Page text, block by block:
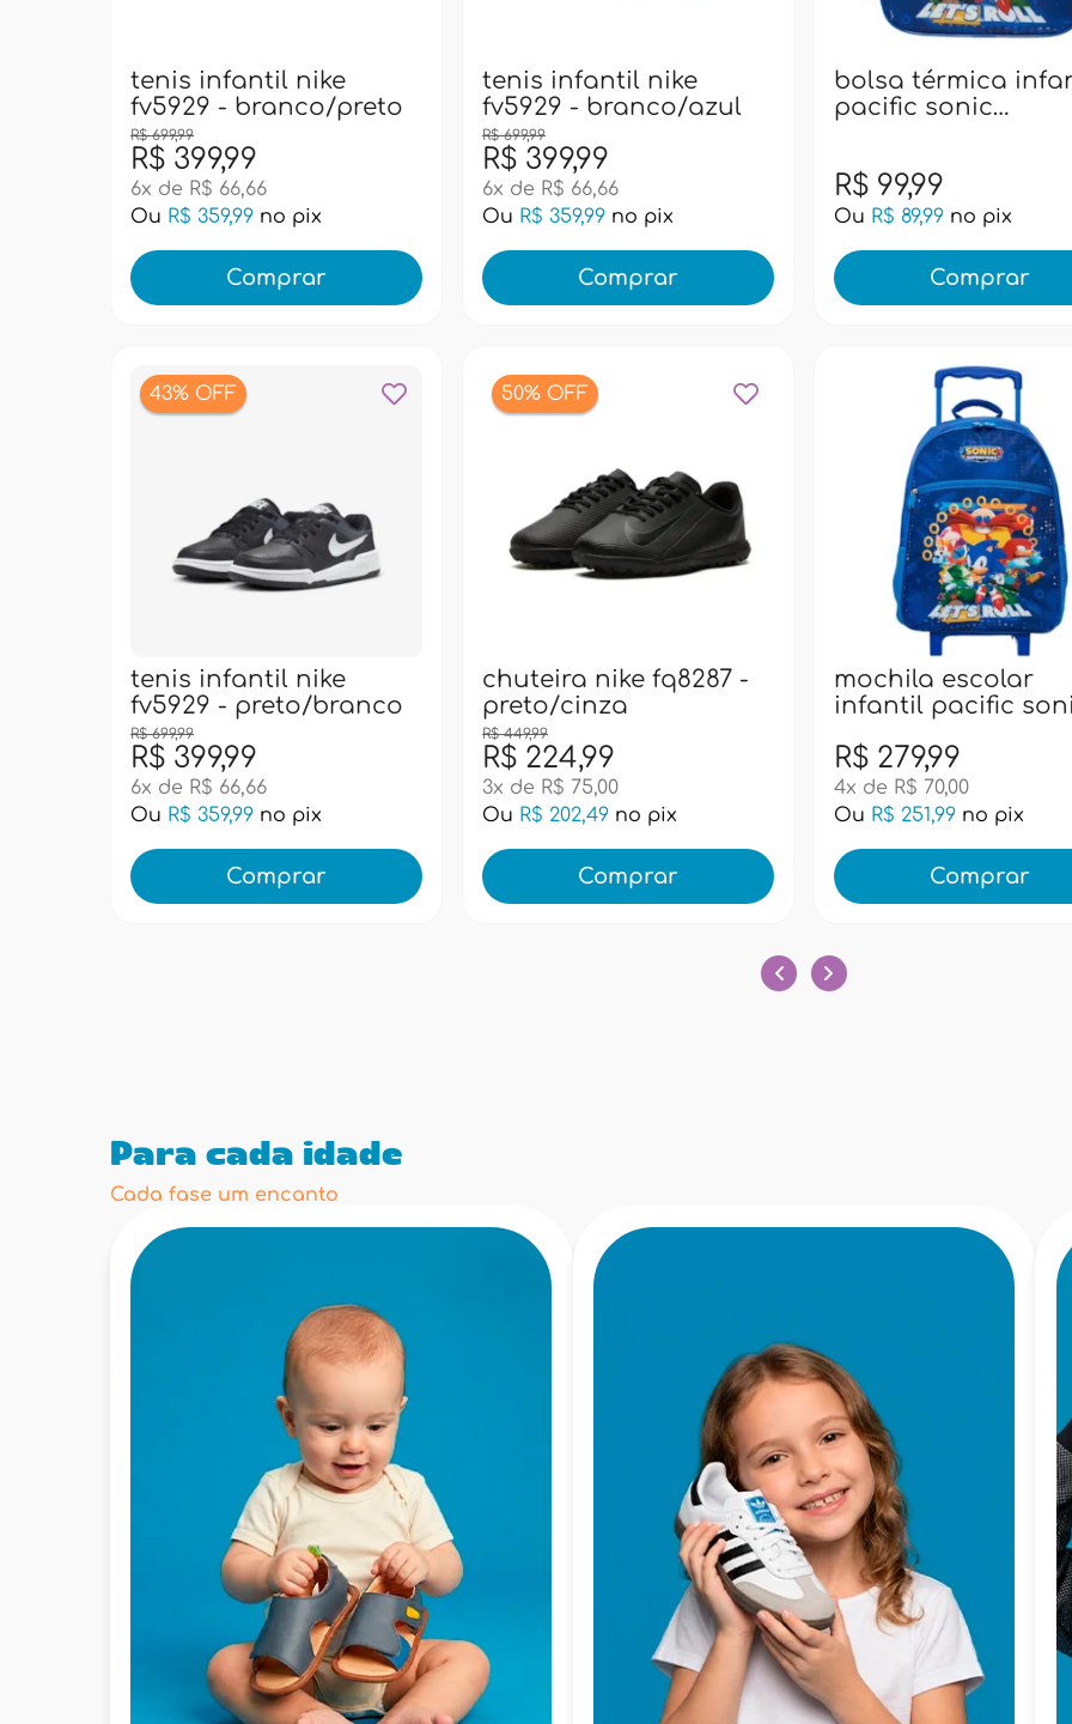
tenis infantil nike
fv5929 - branco/azul
R$ 399,99
R$ 699,99
6x de R$ 66,66
Ou R$ 359,99 no pix
Comprar
50% OFF
chuteira nike fq8287 -
preto/cinza
R$ 224,99
R$ 449,99
3x de R$ 75,00
Ou R$ 202,49 no pix
Comprar
bolsa térmica infantil
pacific sonic
superstars 989l11 - azul
R$ 99,99
Ou R$ 89,99no pix
Comprar
mochila escolar
infantil pacific sonic
superstars 989l01 - azul
R$ 279,99
4x de R$ 70,00
Ou R$ 251,99no pix
Comprar
estojo escolar
sonic superstar
R$ 79,99
Ou R$ 71,99 no pix
Comprar
bone infantil
minnie ka9888 -
R$ 199,99
3x de R$ 66,66
Ou R$ 179,99no pix
Comprar
Para cada idade
Cada fase um encanto